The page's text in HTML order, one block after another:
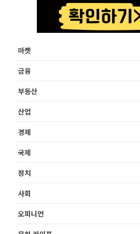
마켓
금융
부동산
산업
경제
국제
정치
사회
오피니언